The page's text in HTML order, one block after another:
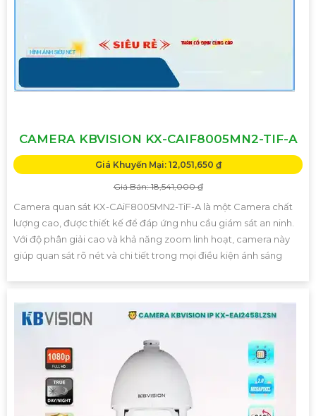
CAMERA KBVISION KX-CAIF8005MN2-TIF-A
Giá Khuyến Mại: 12,051,650 ₫
Giá Bán: 18,541,000 ₫
Camera quan sát KX-CAiF8005MN2-TiF-A là một Camera chất
lượng cao, được thiết kế để đáp ứng nhu cầu giám sát an ninh.
Với độ phân giải cao và khả năng zoom linh hoạt, camera này
giúp quan sát rõ nét và chi tiết trong mọi điều kiện ánh sáng